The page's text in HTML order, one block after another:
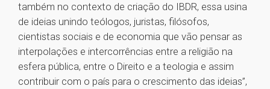
também no contexto de criação do IBDR, essa usina
de ideias unindo teólogos, juristas, filósofos,
cientistas sociais e de economia que vão pensar as
interpolações e intercorrências entre a religião na
esfera pública, entre o Direito e a teologia e assim
contribuir com o país para o crescimento das ideias”,